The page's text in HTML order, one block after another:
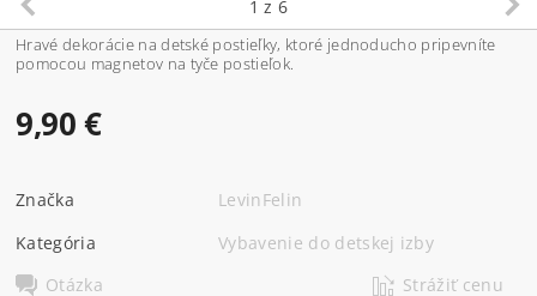
1 z 6
Hravé dekorácie na detské postieľky, ktoré jednoducho pripevníte
pomocou magnetov na tyče postieľok.
9,90 €
Značka
LevinFelin
Kategória
Vybavenie do detskej izby
Otázka
Strážiť cenu